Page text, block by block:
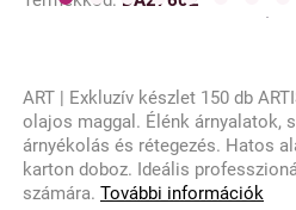
ART | Exkluzív készlet 150 db
olajos maggal. Élénk árnyalatok,
árnyékolás és rétegezés. Hatos
karton doboz. Ideális
számára. További információk